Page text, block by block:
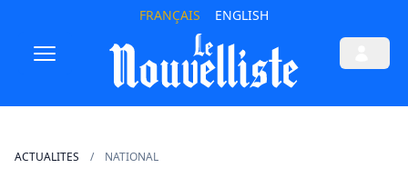
FRANÇAIS ENGLISH
ACTUALITES NATIONAL